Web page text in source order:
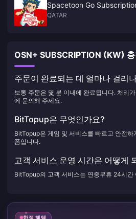
Spacetoon Go
QATAR
OSN+ SUBSCRIPTION (KW)
주문이 완료되는 데 얼마나 걸리
보통 주문은 몇 분 이내에 완료됩니다. 처리
에 문의해 주세요.
BitTopup은 무엇인가요?
BitTopup은 게임 및 서비스를 빠르고 안전하
폼입니다.
고객 서비스 운영 시간은 어떻게
BitTopup의 고객 서비스는 연중무휴 24시간
한정 혜택